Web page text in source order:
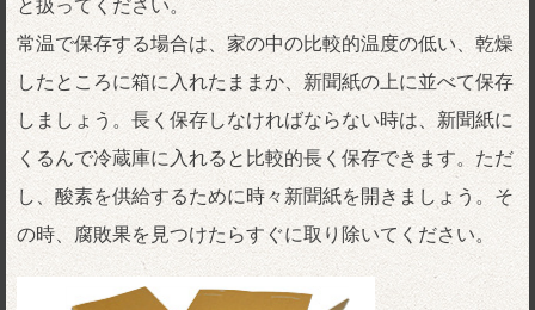
と扱ってください。
常温で保存する場合は、家の中の比較的温度の低い、乾燥
したところに箱に入れたままか、新聞紙の上に並べて保存
しましょう。長く保存しなければならない時は、新聞紙に
くるんで冷蔵庫に入れると比較的長く保存できます。ただ
し、酸素を供給するために時々新聞紙を開きましょう。そ
の時、腐敗果を見つけたらすぐに取り除いてください。